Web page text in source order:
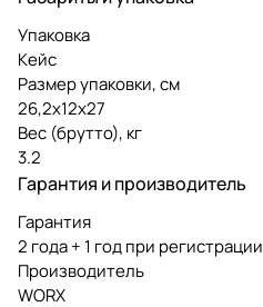
Упаковка
Кейс
Размер упаковки, см
26,2х12х27
Вес (брутто), кг
3.2
Гарантия и производитель
Гарантия
2 года + 1 год при регистрации
Производитель
WORX